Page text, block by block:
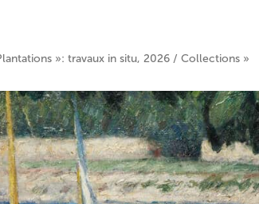
»: travaux in situ, 2026 / Collections »